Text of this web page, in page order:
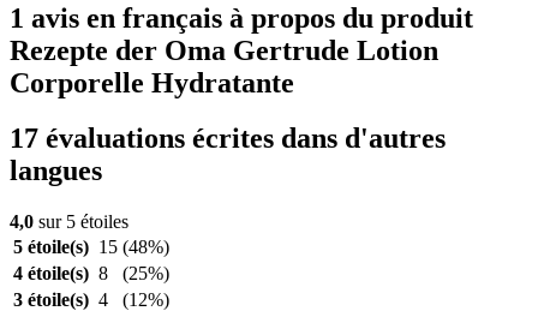
1 avis en français à propos du produit
Rezepte der Oma Gertrude Lotion
Corporelle Hydratante
17 évaluations écrites dans d'autres
langues
4,0 sur 5 étoiles
5 étoile(s) 15 (48%)
4 étoile(s) 8
(25%)
3 étoile(s) 4
(12%)